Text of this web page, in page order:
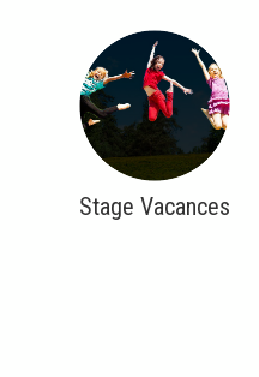
Stage Vacances